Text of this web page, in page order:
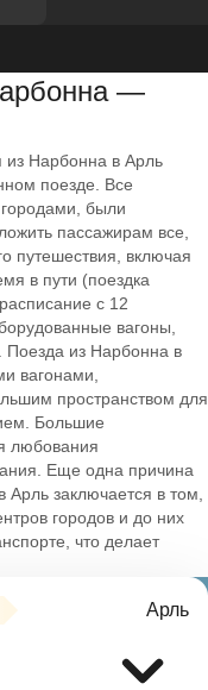
—
из Нарбонна в Арль
поезде. Все
были
пассажирам все,
путешествия, включая
в пути (поездка
с 12
вагоны,
Поезда из Нарбонна в
вагонами,
пространством для
Большие
любования
Еще одна причина
заключается в том,
городов и до них
что делает
Арль